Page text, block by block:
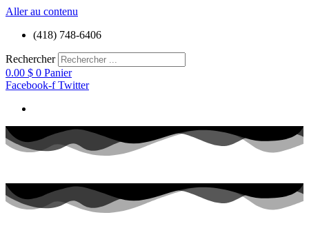
Aller au contenu
(418) 748-6406
Rechercher
0.00 $ 0 Panier
Facebook-f Twitter